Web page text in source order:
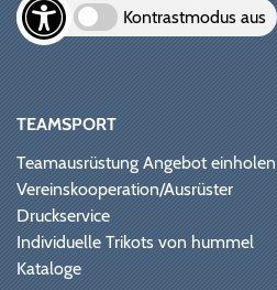
Kontrastmodus aus
TEAMSPORT
Teamausrüstung Angebot einholen
Vereinskooperation/Ausrüster
Druckservice
Individuelle Trikots von hummel
Kataloge